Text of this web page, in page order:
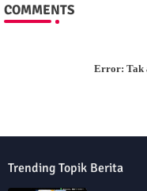
COMMENTS
Error: Tak
Trending Topik Berita